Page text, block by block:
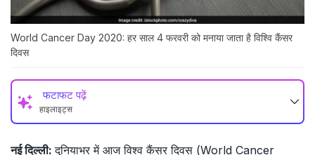
World Cancer Day 2020: हर साल 4 फरवरी को मनाया जाता है विश्वि कैंसर
दिवस
फटाफट पढ़ें
हाइलाइट्स
नई दिल्ली: दुनियाभर में आज विश्व कैंसर दिवस (World Cancer